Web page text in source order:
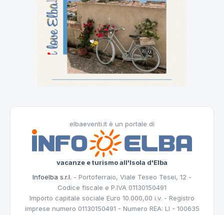
elbaeventi.it è un portale di
vacanze e turismo all'Isola d'Elba
Infoelba s.r.l. - Portoferraio, Viale Teseo Tesei, 12 -
Codice fiscale e P.IVA 01130150491
Importo capitale sociale Euro 10.000,00 i.v. - Registro
imprese numero 01130150491 - Numero REA: LI - 100635